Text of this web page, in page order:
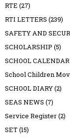
RTE (27)
RTI LETTERS (239)
SAFETY AND
SCHOLARSHIP (5)
SCHOOL CALENDAR
School Children
SCHOOL DIARY(2)
SEAS NEWS (7)
Service Register(2)
SET(15)